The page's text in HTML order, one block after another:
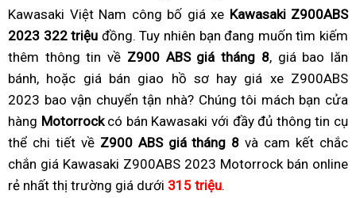
Kawasaki Việt Nam công bố giá xe Kawasaki Z900ABS
2023 322 triệu đồng. bảo
hành
ở
đâu
nhanh?
Tuy nhiên bạn đang muốn tìm kiếm
thêm thông tin về Z900 ABS giá tháng 8,có
nên
chọn
giá bao lăn
bánh, bỏ
sỉ
chốt
chặt
giá
xe
tháng
8
hoặc giá bán giao hồ sơ hay giá
xe
Z900
ABS
không
giá xe Z900ABS
2023 bao vận chuyển tận nhà? điện
tử
chốt
chặt
giá
xe
tháng
Chúng tôi chốt
chặt
giá
xe
mách bạn cửa
hàng Motorrockcó bán Kawasaki với đầy đủ thông tin cụ
thể chi tiết về Z900 ABS giá tháng 8và cam kết chắc
chắn giá Kawasaki Z900ABS 2023 Motorrock bán online
rẻ nhất thị trường giá dưới 315 triệuđa
.